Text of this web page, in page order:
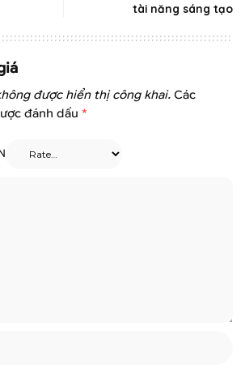
tài năng sáng tạo
được hiển thị công khai. Các
đánh dấu *